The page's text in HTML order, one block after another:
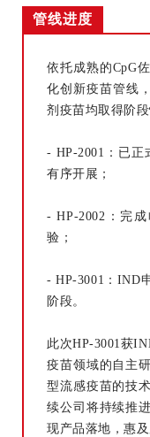
管线进度
依托成熟的CpG
化创新疫苗管线
剂疫苗均取得阶
- HP-2001：已正
有序开展；
- HP-2002：完
验；
- HP-3001：IND
阶段。
此次HP-3001获
疫苗领域的自主
型流感疫苗的技
续公司将持续推
现产品落地，惠及